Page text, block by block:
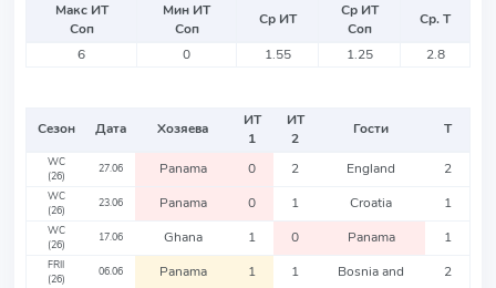
Макс ИТ
Соп
Мин ИТ
Соп
Ср ИТ
Ср ИТ
Соп
Ср. Т
6
0 1.55 1.25 2.8
Сезон Дата Хозяева
ИТ
1
ИТ
2
Гости Т
WC
(26)
27.06 Panama 0 2 England 2
WC
(26)
23.06 Panama 0 1 Croatia 1
WC
(26)
17.06 Ghana 1 0 Panama 1
FRII
(26)
06.06 Panama 1 1 Bosnia and 2